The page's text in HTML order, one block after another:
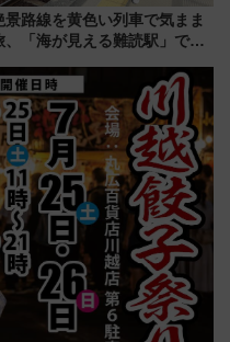
景路線を黄色い列車で気まま
、「海が見える難読駅」で幸
「新・鉄道ひとり旅」279回目
舞台は「島原鉄道」